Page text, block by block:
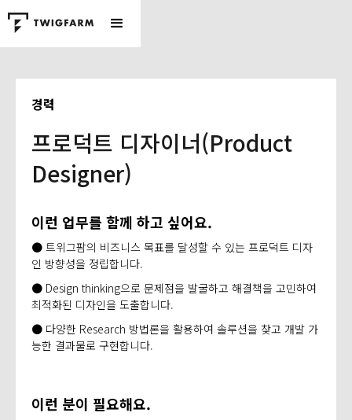
경력
프로덕트 디자이너(Product
Designer)
이런 업무를 함께 하고 싶어요.
● 트위그팜의 비즈니스 목표를 달성할 수 있는 프로덕트 디자
인 방향성을 정립합니다.​
● Design thinking으로 문제점을 발굴하고 해결책을 고민하여
최적화된 디자인을 도출합니다.​
● 다양한 Research 방법론을 활용하여 솔루션을 찾고 개발 가
능한 결과물로 구현합니다.
이런 분이 필요해요.